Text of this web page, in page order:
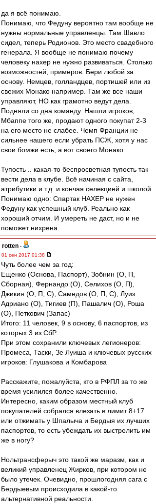
да я всё понимаю.
Понимаю, что Федуну вероятно там вообще не
нужны нормальные управленцы. Там Шавло
сидел, теперь Родионов. Это место свадебного
генерала. Я вообще не понимаю почему
человеку нахер не нужно развиваться. Столько
возможностей, примеров. Бери любой за
основу. Немцев, голландцев, портишей или из
свежих Монако например. Там же все наши
управляют, НО как грамотно ведут дела.
Подняли со дна команду. Нашли игроков,
Мбаппе того же, продают одного покупат 2-3
на его место не слабее. Чемп Франции не
сильнее нашего если убрать ПСЖ, хотя у нас
свои бомжи есть, а вот своего Монако ..
Тупость .. какая-то беспросветная тупость так
вести дела в клубе. Всё начиная с сайта,
атрибутики и т.д. и кончая селекцией и школой.
Понимаю одно: Спартак НАХЕР не нужен
Федуну как успешный клуб. Реально как
хороший отчим. И умереть не даст, но и не
поможет нихрена.
rotten -
01 сен 2017 01:38
Чуть более чем за год:
Ещенко (Основа, Паспорт), Зобнин (О, П,
Сборная), Фернандо (О), Селихов (О, П),
Джикия (О, П, С), Самедов (О, П, С), Луиз
Адриано (О), Тигиев (П), Пашалич (О), Роша
(О), Петкович (Запас)
Итого: 11 человек, 9 в основу, 6 паспортов, из
которых 3 из СбР.
При этом сохранили ключевых легионеров:
Промеса, Таски, Зе Луиша и ключевых русских
игроков: Глушакова и Комбарова
Расскажите, пожалуйста, кто в РФПЛ за то же
время усилился более качественно.
Интересно, каким образом местный клуб
покупателей собрался влезать в лимит 8+17
или отжимать у Шпалыча и Бердыя их лучших
паспортов, то есть убеждать их выстрелить им
же в ногу?
Нольтрансферыч это такой же маразм, как и
великий управленец Жирков, при котором не
было утечек. Очевидно, прошлогодняя сага с
Бердыевым происходила в какой-то
альтернативной реальности.